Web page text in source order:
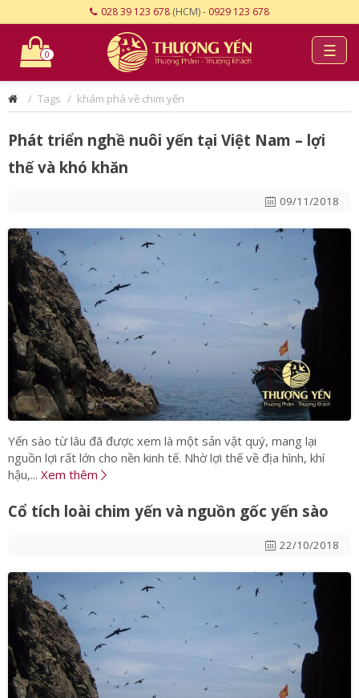
028 39 123 678 (HCM) - 0929 123 678
☰
0
Tags khám phá về chim yến
Phát triển nghề nuôi yến tại Việt Nam – lợi
thế và khó khăn
09/11/2018
Yến sào từ lâu đã được xem là một sản vật quý, mang lại
nguồn lợi rất lớn cho nền kinh tế. Nhờ lợi thế về địa hình, khí
hậu,... Xem thêm
Cổ tích loài chim yến và nguồn gốc yến sào
22/10/2018